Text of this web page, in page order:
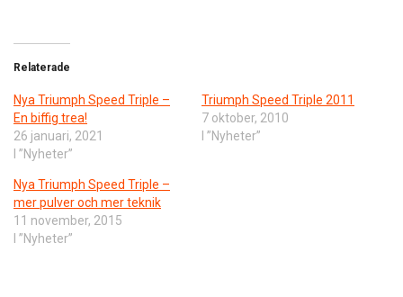
Relaterade
Nya Triumph Speed Triple –
En biffig trea!
26 januari, 2021
I ”Nyheter”
Triumph Speed Triple 2011
7 oktober, 2010
I ”Nyheter”
​Nya Triumph Speed Triple –
mer pulver och mer teknik
11 november, 2015
I ”Nyheter”